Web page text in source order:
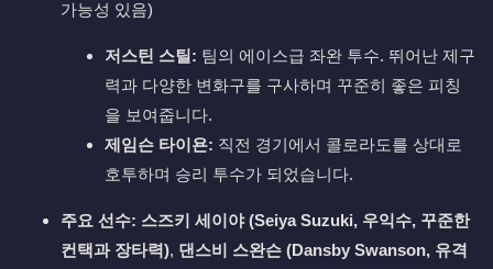
가능성 있음)
저스틴 스틸: 팀의 에이스급 좌완 투수. 뛰어난 제구
력과 다양한 변화구를 구사하며 꾸준히 좋은 피칭
을 보여줍니다.
제임슨 타이욘: 직전 경기에서 콜로라도를 상대로
호투하며 승리 투수가 되었습니다.
주요 선수: 스즈키 세이야 (Seiya Suzuki, 우익수, 꾸준한
컨택과 장타력), 댄스비 스완슨 (Dansby Swanson, 유격